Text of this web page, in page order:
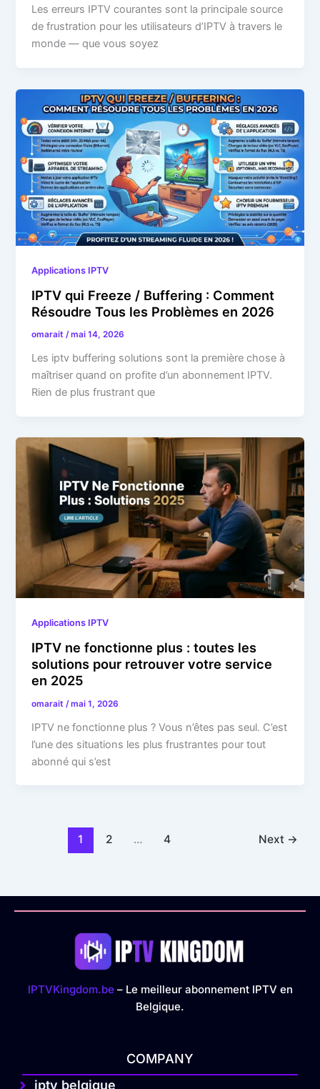
Les erreurs IPTV courantes sont la principale source
de frustration pour les utilisateurs d’IPTV à travers le
monde — que vous soyez
Applications IPTV
IPTV qui Freeze / Buffering : Comment
Résoudre Tous les Problèmes en 2026
omarait/mai 14, 2026
Les iptv buffering solutions sont la première chose à
maîtriser quand on profite d’un abonnement IPTV.
Rien de plus frustrant que
Applications IPTV
IPTV ne fonctionne plus : toutes les
solutions pour retrouver votre service
en 2025
omarait /mai 1, 2026
IPTV ne fonctionne plus ? Vous n’êtes pas seul. C’est
l’une des situations les plus frustrantes pour tout
abonné qui s’est
1 2 … 4 Next →
IPTVKingdom.be – Le meilleur abonnement IPTV en
Belgique.
COMPANY
iptv belgique